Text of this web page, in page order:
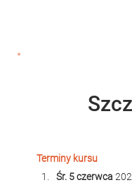
Terminy kursu
Śr. 5 czerwca